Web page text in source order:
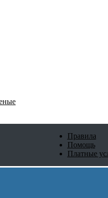
Правила
Помощь
Платные